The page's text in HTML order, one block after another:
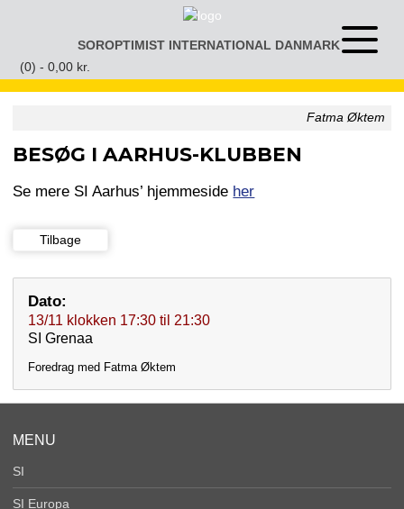
SOROPTIMIST INTERNATIONAL DANMARKÅben
menu
(0) - 0,00 kr.
Fatma Øktem
BESØG I AARHUS-KLUBBEN
Se mere SI Aarhus’ hjemmeside her
Tilbage
Dato:
13/11 klokken 17:30 til 21:30
SI Grenaa
Foredrag med Fatma Øktem
MENU
SI
SI Europa